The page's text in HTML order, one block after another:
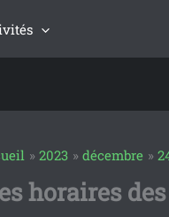
2023 décembre
horaires